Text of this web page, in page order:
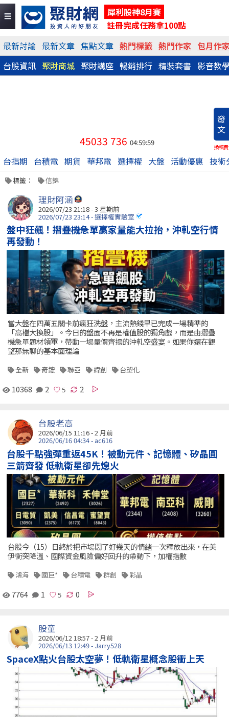
犀利股神8月賽
註冊完成任務拿100點
最新討論 最新文章 焦點文章 熱門標籤 熱門作家 包月作
台股資訊 聚財商城 聚財講座 暢銷排行 精裝套書 影音教
發
文
換稿費
45033 736 04:59:59
台指期 台積電 期貨 華邦電 選擇權 大盤 活動優惠 技術
標籤： 信錦
理財阿涵
2026/07/23 21:18 - 3 星期前
2026/07/23 23:14 - 選擇權實驗室
盤中狂飆！摺疊機急單贏家量能大拉抬，沖軋空行情
再發動！
當大盤在四萬五關卡前瘋狂洗盤，主流熱錢早已完成一場精準的
「高檔大換股」。今日的盤面不再是權值股的獨角戲，而是由摺疊
機急單題材領軍，帶動一場量價齊揚的沖軋空盛宴。如果你還在觀
望那無聊的基本面理論
全新 奇鋐 聯亞 緯創 台塑化
10368 2 2
台股老高
2026/06/15 11:16 - 2 月前
2026/06/16 04:34 - ac616
台股千點強彈重返45K！被動元件、記憶體、矽晶圓
三箭齊發 低軌衛星卻先熄火
台股今（15）日終於把市場悶了好幾天的情緒一次釋放出來，在美
伊衝突降溫、國際資金風險偏好回升的帶動下，加權指數
鴻海 國巨* 台積電 群創 彩晶
7764 1 0
股童
2026/06/12 18:57 - 2 月前
2026/06/13 12:49 - Jarry528
SpaceX點火台股太空夢！低軌衛星概念股衝上天